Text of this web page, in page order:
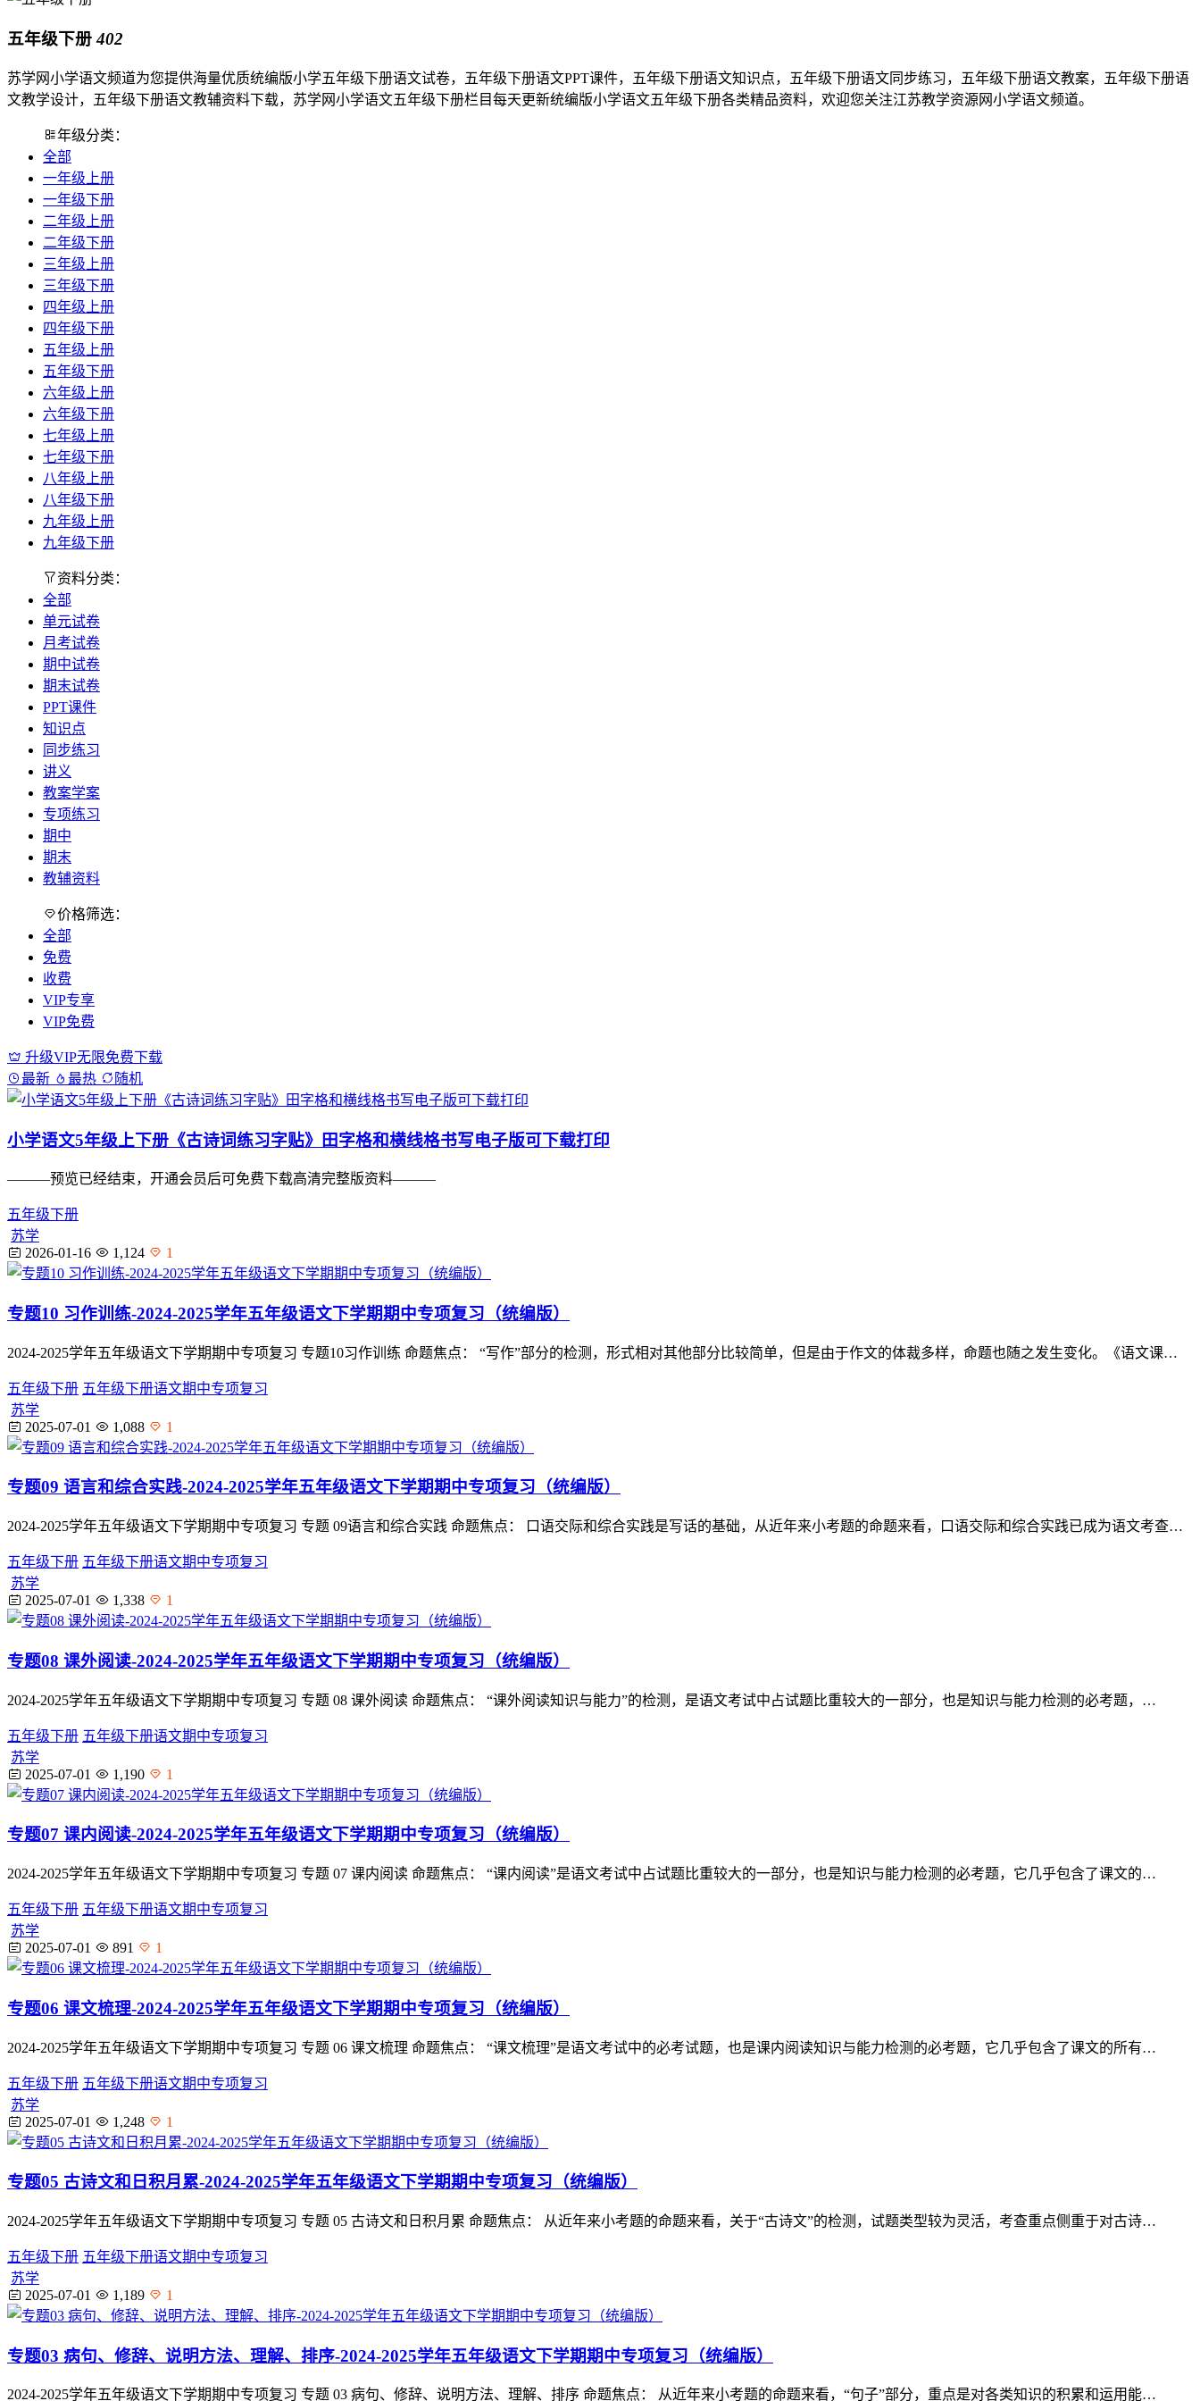
五年级下册402
苏学网小学语文频道为您提供海量优质统编版小学五年级下册语文试卷，五年级下册语文PPT课件，五年级下册语文知识点，五年级下册语文同步练习，五年级下册语文教案，五年级下册语
文教学设计，五年级下册语文教辅资料下载，苏学网小学语文五年级下册栏目每天更新统编版小学语文五年级下册各类精品资料，欢迎您关注江苏教学资源网小学语文频道。
年级分类：
全部
一年级上册
一年级下册
二年级上册
二年级下册
三年级上册
三年级下册
四年级上册
四年级下册
五年级上册
五年级下册
六年级上册
六年级下册
七年级上册
七年级下册
八年级上册
八年级下册
九年级上册
九年级下册
资料分类：
全部
单元试卷
月考试卷
期中试卷
期末试卷
PPT课件
知识点
同步练习
讲义
教案学案
专项练习
期中
期末
教辅资料
价格筛选：
全部
免费
收费
VIP专享
VIP免费
升级VIP无限免费下载
最新
最热 随机
小学语文5年级上下册《古诗词练习字贴》田字格和横线格书写电子版可下载打印
———预览已经结束，开通会员后可免费下载高清完整版资料———
五年级下册
苏学
2026-01-16
1,124 1
专题10 习作训练-2024-2025学年五年级语文下学期期中专项复习（统编版）
2024-2025学年五年级语文下学期期中专项复习 专题10习作训练 命题焦点： “写作”部分的检测，形式相对其他部分比较简单，但是由于作文的体裁多样，命题也随之发生变化。《语文课…
五年级下册 五年级下册语文期中专项复习
苏学
2025-07-01
1,088 1
专题09 语言和综合实践-2024-2025学年五年级语文下学期期中专项复习（统编版）
2024-2025学年五年级语文下学期期中专项复习 专题 09语言和综合实践 命题焦点： 口语交际和综合实践是写话的基础，从近年来小考题的命题来看，口语交际和综合实践已成为语文考查…
五年级下册 五年级下册语文期中专项复习
苏学
2025-07-01
1,338 1
专题08 课外阅读-2024-2025学年五年级语文下学期期中专项复习（统编版）
2024-2025学年五年级语文下学期期中专项复习 专题 08 课外阅读 命题焦点： “课外阅读知识与能力”的检测，是语文考试中占试题比重较大的一部分，也是知识与能力检测的必考题，…
五年级下册 五年级下册语文期中专项复习
苏学
2025-07-01
1,190 1
专题07 课内阅读-2024-2025学年五年级语文下学期期中专项复习（统编版）
2024-2025学年五年级语文下学期期中专项复习 专题 07 课内阅读 命题焦点： “课内阅读”是语文考试中占试题比重较大的一部分，也是知识与能力检测的必考题，它几乎包含了课文的…
五年级下册 五年级下册语文期中专项复习
苏学
2025-07-01
891 1
专题06 课文梳理-2024-2025学年五年级语文下学期期中专项复习（统编版）
2024-2025学年五年级语文下学期期中专项复习 专题 06 课文梳理 命题焦点： “课文梳理”是语文考试中的必考试题，也是课内阅读知识与能力检测的必考题，它几乎包含了课文的所有…
五年级下册 五年级下册语文期中专项复习
苏学
2025-07-01
1,248 1
专题05 古诗文和日积月累-2024-2025学年五年级语文下学期期中专项复习（统编版）
2024-2025学年五年级语文下学期期中专项复习 专题 05 古诗文和日积月累 命题焦点： 从近年来小考题的命题来看，关于“古诗文”的检测，试题类型较为灵活，考查重点侧重于对古诗…
五年级下册 五年级下册语文期中专项复习
苏学
2025-07-01
1,189 1
专题03 病句、修辞、说明方法、理解、排序-2024-2025学年五年级语文下学期期中专项复习（统编版）
2024-2025学年五年级语文下学期期中专项复习 专题 03 病句、修辞、说明方法、理解、排序 命题焦点： 从近年来小考题的命题来看，“句子”部分，重点是对各类知识的积累和运用能…